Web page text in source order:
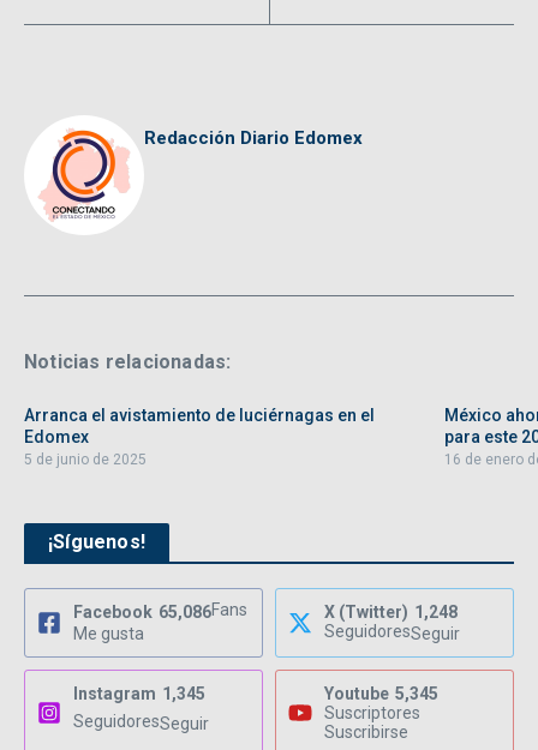
Redacción Diario Edomex
Noticias relacionadas:
Arranca el avistamiento de luciérnagas en el
Edomex
5 de junio de 2025
México
para este
16 de enero
¡Síguenos!
Facebook 65,086Fans
Me gusta
X (Twitter) 1,248
SeguidoresSeguir
Instagram 1,345
SeguidoresSeguir
Youtube 5,345
Suscriptores
Suscribirse